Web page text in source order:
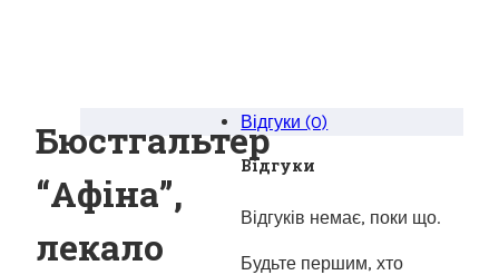
Бюстгальтер
“Афіна”,
лекало
Відгуки (0)
Відгуки
Відгуків немає, поки що.
Будьте першим, хто